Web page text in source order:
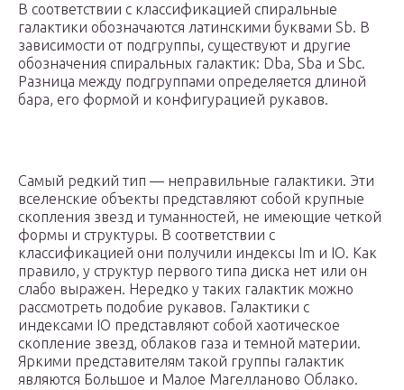
В соответствии с классификацией спиральные
галактики обозначаются латинскими буквами Sb. В
зависимости от подгруппы, существуют и другие
обозначения спиральных галактик: Dba, Sba и Sbc.
Разница между подгруппами определяется длиной
бара, его формой и конфигурацией рукавов.
Самый редкий тип — неправильные галактики. Эти
вселенские объекты представляют собой крупные
скопления звезд и туманностей, не имеющие четкой
формы и структуры. В соответствии с
классификацией они получили индексы Im и IO. Как
правило, у структур первого типа диска нет или он
слабо выражен. Нередко у таких галактик можно
рассмотреть подобие рукавов. Галактики с
индексами IO представляют собой хаотическое
скопление звезд, облаков газа и темной материи.
Яркими представителям такой группы галактик
являются Большое и Малое Магелланово Облако.